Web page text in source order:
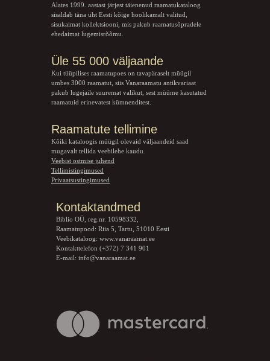
Alates 1999. aastast järjest täienenud raamatukataloog
sisaldab täna üht Eesti kõige hoolikamalt valitud,
sisukaimat kollektsiooni, mis pakub raamatusõpradele
ehedaimat lugemisrõõmu.
Üle 55 000 väljaande
Kui tüüpilises raamatupoes on tavapäraselt müügil
umbes 3000 raamatut, siis Vanaraamatu antikvariaat
pakub lugejaile suuremat valikut, sest müüme kasutatud
raamatuid erinevatest kümnenditest.
Raamatute tellimine
Kõiki kataloogis müügil olevaid väljaandeid saad
mugavalt tellida veebilehe kaudu.
Veebist ostmise juhend
Tellimistingimused
Privaatsustingimused
Kontaktandmed
Biblio OÜ, reg.nr. 10598332,
Raamatupood: Riia 5, Tartu, 51010 Eesti
Veebikataloog: www.vanaraamat.ee
Kontakttelefon (+372) 7 341 901
E-mail: info@vanaraamat.ee